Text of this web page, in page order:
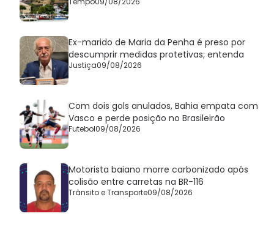
Ex-marido de Maria da Penha é preso por
descumprir medidas protetivas; entenda
Justiça09/08/2026
Com dois gols anulados, Bahia empata com
Vasco e perde posição no Brasileirão
Futebol09/08/2026
Motorista baiano morre carbonizado após
colisão entre carretas na BR-116
Trânsito e Transporte09/08/2026